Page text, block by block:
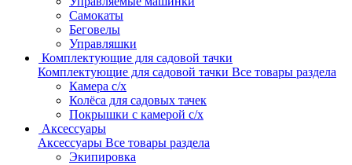
Самокаты
Беговелы
Управляшки
Комплектующие для садовой тачки
Комплектующие для садовой тачки Все товары раздела
Камера с/х
Колёса для садовых тачек
Покрышки с камерой с/х
Аксессуары
Аксессуары Все товары раздела
Экипировка